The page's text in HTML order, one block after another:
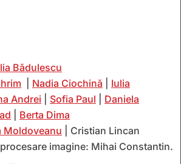
Bădulescu
Nadia Ciochină
Iulia
Andrei Sofia Paul
Daniela
Berta Dima
Moldoveanu | Cristian Lincan
imagine: Mihai Constantin.